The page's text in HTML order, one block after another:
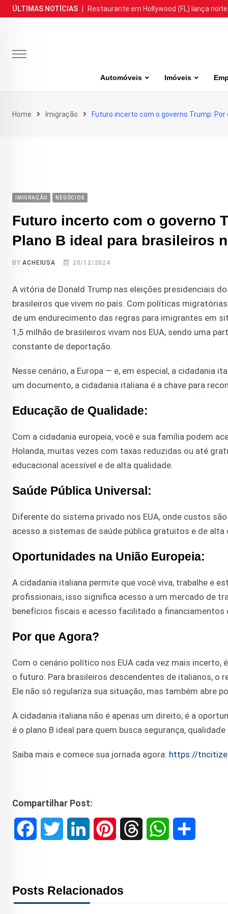
Skip
to
ÚLTIMAS NOTÍCIAS Restaurante em Hollywood (FL) lança
Automóveis Imóveis
Home Imigração Futuro incerto com o governo Trump: Por
IMIGRAÇÃO NEGÓCIOS
Futuro incerto com o governo
Plano B ideal para brasileiros
BYACHEIUSA 20/12/2024
A vitória de Donald Trump nas eleições presidenciais
brasileiros que vivem no país. Com políticas
de um endurecimento das regras para imigrantes em
1,5 milhão de brasileiros vivam nos EUA, sendo uma
constante de deportação.
Nesse cenário, a Europa — e, em especial, a cidadania
um documento, a cidadania italiana é a chave para
Educação de Qualidade:
Com a cidadania europeia, você e sua família podem
Holanda, muitas vezes com taxas reduzidas ou até
educacional acessível e de alta qualidade.
Saúde Pública Universal:
Diferente do sistema privado nos EUA, onde custos
acesso a sistemas de saúde pública gratuitos e de
Oportunidades na União Europeia:
A cidadania italiana permite que você viva, trabalhe e
profissionais, isso significa acesso a um mercado de
benefícios fiscais e acesso facilitado a financiamentos
Por que Agora?
Com o cenário político nos EUA cada vez mais incerto,
o futuro. Para brasileiros descendentes de italianos, o
Ele não só regulariza sua situação, mas também abre
A cidadania italiana não é apenas um direito; é a
é o plano B ideal para quem busca segurança,
Saiba mais e comece sua jornada agora: https://
Compartilhar Post:
e t k t
Posts Relacionados